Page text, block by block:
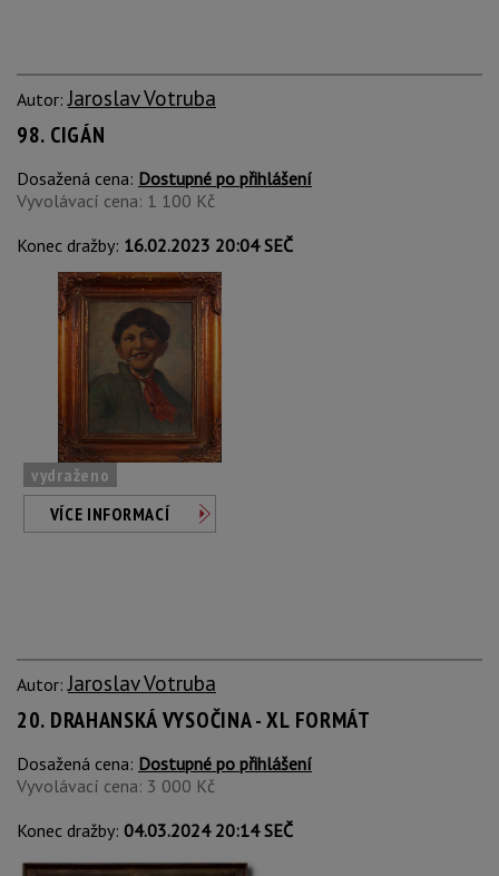
Autor:Jaroslav Votruba
98. CIGÁN
Dosažená cena: Dostupné po přihlášení
Vyvolávací cena: 1 100 Kč
Konec dražby: 16.02.2023 20:04 SEČ
vydraženo
VÍCE INFORMACÍ
Autor:Jaroslav Votruba
20. DRAHANSKÁ VYSOČINA - XL FORMÁT
Dosažená cena: Dostupné po přihlášení
Vyvolávací cena: 3 000 Kč
Konec dražby: 04.03.2024 20:14 SEČ